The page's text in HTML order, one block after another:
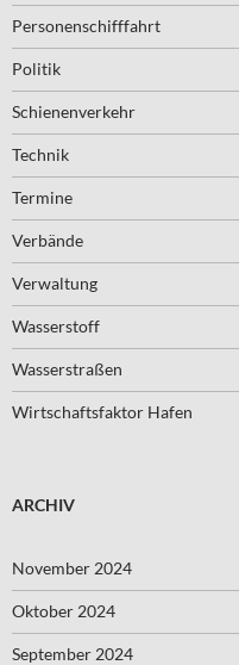
Personenschifffahrt
Politik
Schienenverkehr
Technik
Termine
Verbände
Verwaltung
Wasserstoff
Wasserstraßen
Wirtschaftsfaktor Hafen
ARCHIV
November 2024
Oktober 2024
September 2024